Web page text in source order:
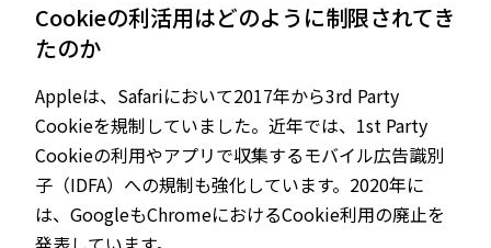
Cookieの利活用はどのように制限されてき
たのか
Appleは、Safariにおいて2017年から3rd Party
Cookieを規制していました。近年では、1st Party
Cookieの利用やアプリで収集するモバイル広告識別
子（IDFA）への規制も強化しています。2020年に
は、GoogleもChromeにおけるCookie利用の廃止を